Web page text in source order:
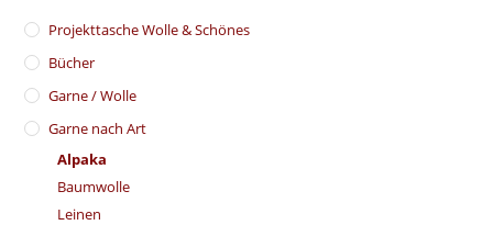
​Projekttasche Wolle & Schönes
Bücher
Garne / Wolle
Garne nach Art
Alpaka
Baumwolle
Leinen